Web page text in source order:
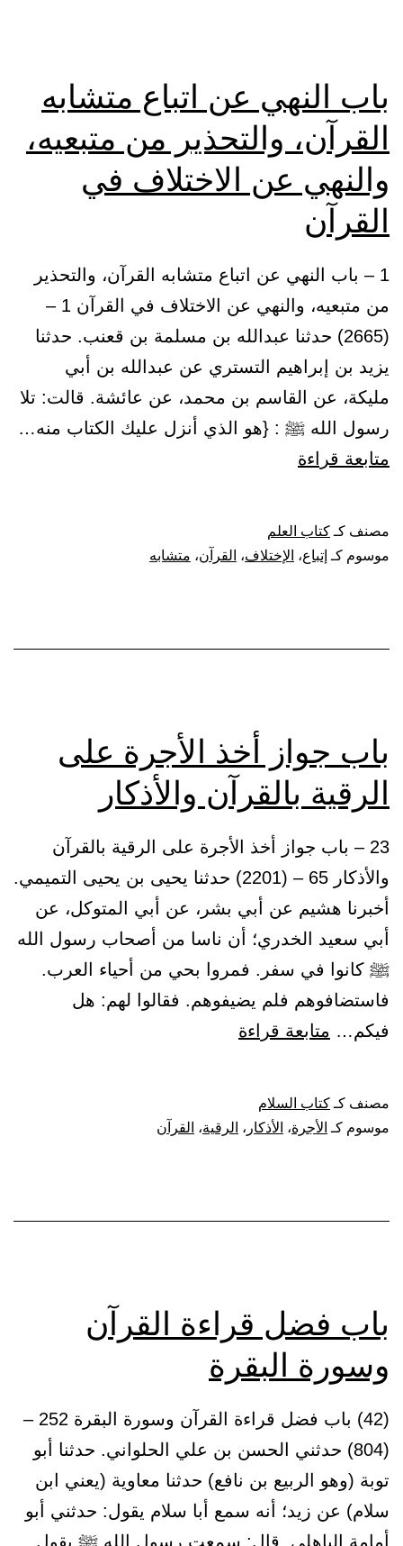
باب النهي عن اتباع متشابه
القرآن، والتحذير من متبعيه،
والنهي عن الاختلاف في
القرآن
1 – باب النهي عن اتباع متشابه القرآن، والتحذير
من متبعيه، والنهي عن الاختلاف في القرآن 1 –
(2665) حدثنا عبدالله بن مسلمة بن قعنب. حدثنا
يزيد بن إبراهيم التستري عن عبدالله بن أبي
مليكة، عن القاسم بن محمد، عن عائشة. قالت: تلا
رسول الله ﷺ : {هو الذي أنزل عليك الكتاب منه…
متابعة قراءة
عن
اتباع
والنهي
عن
الاختلاف
القرآن
مصنف كـكتاب العلم
موسوم كـ إتباع، الإختلاف، القرآن، متشابه
باب جواز أخذ الأجرة على
الرقية بالقرآن والأذكار
23 – باب جواز أخذ الأجرة على الرقية بالقرآن
والأذكار 65 – (2201) حدثنا يحيى بن يحيى التميمي.
أخبرنا هشيم عن أبي بشر، عن أبي المتوكل، عن
أبي سعيد الخدري؛ أن ناسا من أصحاب رسول الله
ﷺ كانوا في سفر. فمروا بحي من أحياء العرب.
فاستضافوهم فلم يضيفوهم. فقالوا لهم: هل
فيكم… متابعة قراءة
الأجرة
مصنف كـكتاب السلام
موسوم كـ الأجرة، الأذكار ، الرقية، القرآن
باب فضل قراءة القرآن
وسورة البقرة
(42) باب فضل قراءة القرآن وسورة البقرة 252 –
(804) حدثني الحسن بن علي الحلواني. حدثنا أبو
توبة (وهو الربيع بن نافع) حدثنا معاوية (يعني ابن
سلام) عن زيد؛ أنه سمع أبا سلام يقول: حدثني أبو
أمامة الباهلي. قال: سمعت رسول الله ﷺ يقول